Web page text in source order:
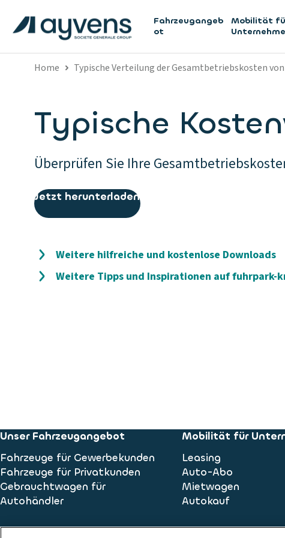
Fahrzeugangeb
ot
Mobilität
Home Typische Verteilung der Gesamtbetriebskosten
Typische
Überprüfen Sie Ihre
Jetzt herunterladen
Weitere hilfreiche und kostenlose Downloads
Weitere Tipps und Inspirationen auf fuhrpark-
Unser Fahrzeugangebot
Fahrzeuge für Gewerbekunden
Fahrzeuge für Privatkunden
Gebrauchtwagen für
Autohändler
Mobilität für
Leasing
Auto-Abo
Mietwagen
Autokauf